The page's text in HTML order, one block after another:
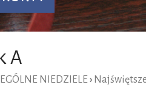
A
NIEDZIELE›